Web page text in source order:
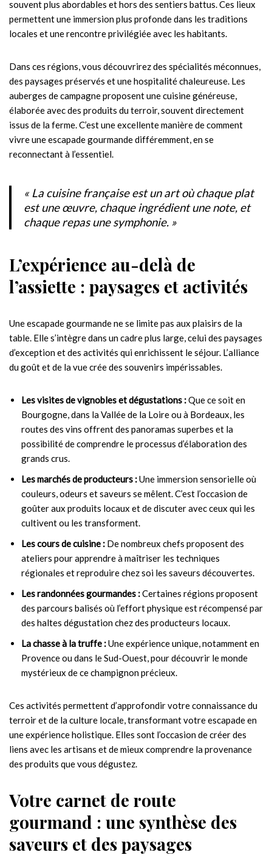
souvent plus abordables et hors des sentiers battus. Ces lieux
permettent une immersion plus profonde dans les traditions
locales et une rencontre privilégiée avec les habitants.
Dans ces régions, vous découvrirez des spécialités méconnues,
des paysages préservés et une hospitalité chaleureuse. Les
auberges de campagne proposent une cuisine généreuse,
élaborée avec des produits du terroir, souvent directement
issus de la ferme. C’est une excellente manière de comment
vivre une escapade gourmande différemment, en se
reconnectant à l’essentiel.
« La cuisine française est un art où chaque plat
est une œuvre, chaque ingrédient une note, et
chaque repas une symphonie. »
L’expérience au-delà de
l’assiette : paysages et activités
Une escapade gourmande ne se limite pas aux plaisirs de la
table. Elle s’intègre dans un cadre plus large, celui des paysages
d’exception et des activités qui enrichissent le séjour. L’alliance
du goût et de la vue crée des souvenirs impérissables.
Les visites de vignobles et dégustations :Que ce soit en
Bourgogne, dans la Vallée de la Loire ou à Bordeaux, les
routes des vins offrent des panoramas superbes et la
possibilité de comprendre le processus d’élaboration des
grands crus.
Les marchés de producteurs :Une immersion sensorielle où
couleurs, odeurs et saveurs se mêlent. C’est l’occasion de
goûter aux produits locaux et de discuter avec ceux qui les
cultivent ou les transforment.
Les cours de cuisine : De nombreux chefs proposent des
ateliers pour apprendre à maîtriser les techniques
régionales et reproduire chez soi les saveurs découvertes.
Les randonnées gourmandes :Certaines régions proposent
des parcours balisés où l’effort physique est récompensé par
des haltes dégustation chez des producteurs locaux.
La chasse à la truffe :Une expérience unique, notamment en
Provence ou dans le Sud-Ouest, pour découvrir le monde
mystérieux de ce champignon précieux.
Ces activités permettent d’approfondir votre connaissance du
terroir et de la culture locale, transformant votre escapade en
une expérience holistique. Elles sont l’occasion de créer des
liens avec les artisans et de mieux comprendre la provenance
des produits que vous dégustez.
Votre carnet de route
gourmand : une synthèse des
saveurs et des paysages